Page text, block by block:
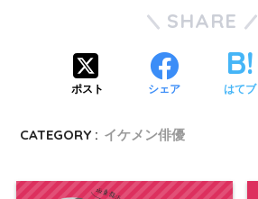
SHARE
ポスト シェア はてブ
CATEGORY : イケメン俳優